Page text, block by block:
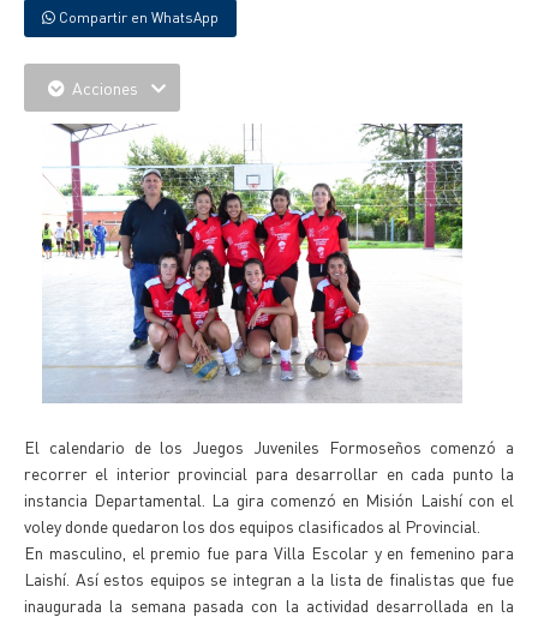
Compartir en WhatsApp
Acciones
El calendario de los Juegos Juveniles Formoseños comenzó a
recorrer el interior provincial para desarrollar en cada punto la
instancia Departamental. La gira comenzó en Misión Laishí con el
voley donde quedaron los dos equipos clasificados al Provincial.
En masculino, el premio fue para Villa Escolar y en femenino para
Laishí. Así estos equipos se integran a la lista de finalistas que fue
inaugurada la semana pasada con la actividad desarrollada en la